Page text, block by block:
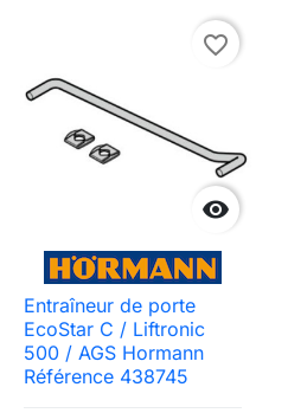

favorite_border
Entraîneur de porte
EcoStar C / Liftronic
500 / AGS Hormann
Référence 438745